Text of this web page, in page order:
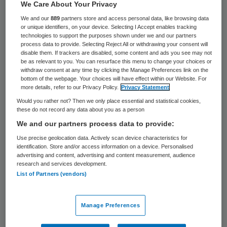
De medische zorg in Syrië heeft ernstig te
lijden onder luchtaanvallen. Volgens Artsen
zonder Grenzen (AzG) zijn het afgelopen
jaar 94 keer aanvallen uitgevoerd op in
totaal 63 ziekenhuizen en andere medische
vestigingen. Twaalf faciliteiten werden
compleet verwoest.
AzG kwam donderdag met een rapport over
de aanvallen op medische vestigingen. De
organisatie eist een onderzoek naar de
aanval maandag op een ziekenhuis in Idlib,
waardoor 25 doden vielen. Volgens AzG is
die aanval zeer waarschijnlijk het werk van
We Care About Your Privacy
We and our889 partners store and access personal data, like browsing data
or unique identifiers, on your device. Selecting I Accept enables tracking
technologies to support the purposes shown under we and our partners
process data to provide. Selecting Reject All or withdrawing your consent will
disable them. If trackers are disabled, some content and ads you see may not
be as relevant to you. You can resurface this menu to change your choices or
withdraw consent at any time by clicking the Manage Preferences link on the
bottom of the webpage. Your choices will have effect within our Website. For
more details, refer to our Privacy Policy.
Privacy Statement
Would you rather not? Then we only place essential and statistical cookies,
these do not record any data about you as a person
We and our partners process data to provide:
Use precise geolocation data. Actively scan device characteristics for
identification. Store and/or access information on a device. Personalised
advertising and content, advertising and content measurement, audience
research and services development.
List of Partners (vendors)
Manage Preferences